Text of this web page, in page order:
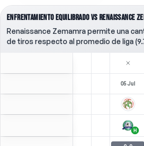
ENFRENTAMIENTO EQUILIBRADO VS RENAISSANCE
Renaissance Zemamra permite una
de tiros respecto al promedio de liga
05 Jul
H